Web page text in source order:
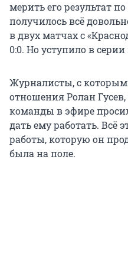
мерить его результат
получилось всё
в двух матчах с
0:0. Но уступило в серии
Журналисты, с
отношения Ролан Гусев,
команды в эфире
дать ему работать. Всё
работы, которую он
была на поле.